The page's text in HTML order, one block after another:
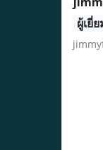
ผู้เยี่